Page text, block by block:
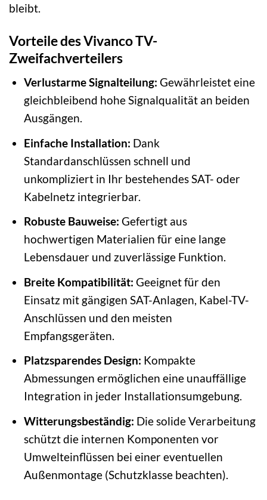
bleibt.
Vorteile des Vivanco TV-
Zweifachverteilers
Verlustarme Signalteilung: Gewährleistet eine
gleichbleibend hohe Signalqualität an beiden
Ausgängen.
Einfache Installation: Dank
Standardanschlüssen schnell und
unkompliziert in Ihr bestehendes SAT- oder
Kabelnetz integrierbar.
Robuste Bauweise: Gefertigt aus
hochwertigen Materialien für eine lange
Lebensdauer und zuverlässige Funktion.
Breite Kompatibilität: Geeignet für den
Einsatz mit gängigen SAT-Anlagen, Kabel-TV-
Anschlüssen und den meisten
Empfangsgeräten.
Platzsparendes Design: Kompakte
Abmessungen ermöglichen eine unauffällige
Integration in jeder Installationsumgebung.
Witterungsbeständig: Die solide Verarbeitung
schützt die internen Komponenten vor
Umwelteinflüssen bei einer eventuellen
Außenmontage (Schutzklasse beachten).